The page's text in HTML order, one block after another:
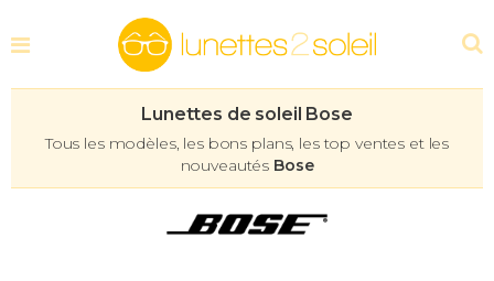
Lunettes de soleil Bose
Tous les modèles, les bons plans, les top ventes et les
nouveautés Bose